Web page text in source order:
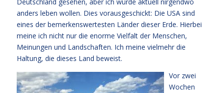
Deutschland gesehen, aber ich würde aktuell nirgendwo
anders leben wollen. Dies vorausgeschickt: Die USA sind
eines der bemerkenswertesten Länder dieser Erde. Hierbei
meine ich nicht nur die enorme Vielfalt der Menschen,
Meinungen und Landschaften. Ich meine vielmehr die
Haltung, die dieses Land beweist.
Vor zwei
Wochen